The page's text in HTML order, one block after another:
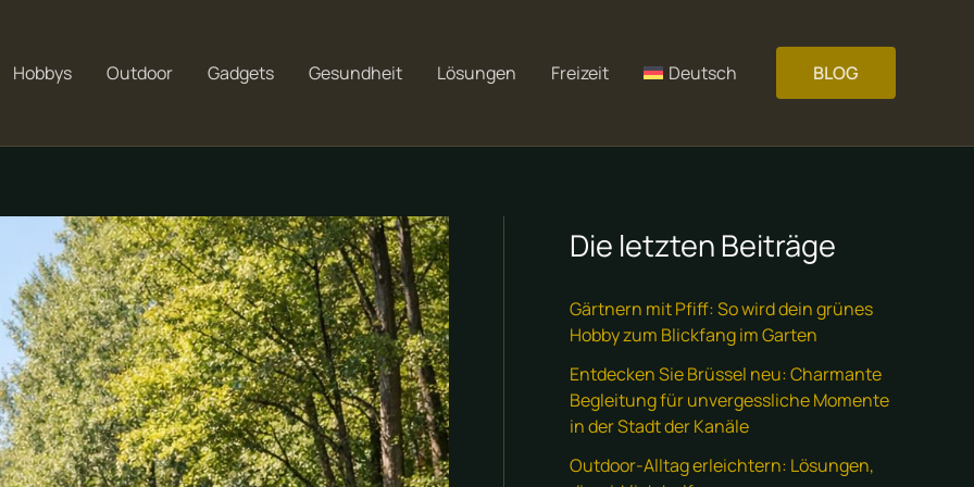
Hobbys Outdoor Gadgets Gesundheit Lösungen Freizeit Deutsch BLOG
Die letzten Beiträge
Gärtnern mit Pfiff: So wird dein grünes
Hobby zum Blickfang im Garten
Entdecken Sie Brüssel neu: Charmante
Begleitung für unvergessliche Momente
in der Stadt der Kanäle
Outdoor-Alltag erleichtern: Lösungen,